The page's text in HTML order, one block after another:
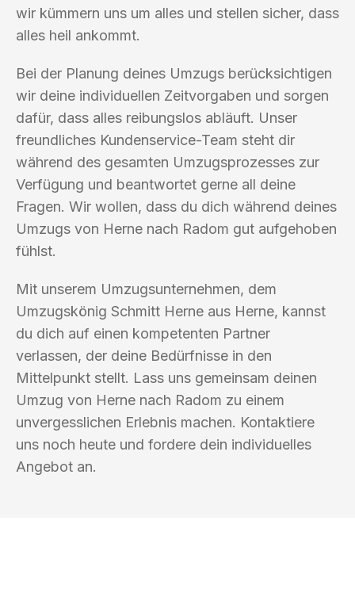
wir kümmern uns um alles und stellen sicher, dass
alles heil ankommt.
Bei der Planung deines Umzugs berücksichtigen
wir deine individuellen Zeitvorgaben und sorgen
dafür, dass alles reibungslos abläuft. Unser
freundliches Kundenservice-Team steht dir
während des gesamten Umzugsprozesses zur
Verfügung und beantwortet gerne all deine
Fragen. Wir wollen, dass du dich während deines
Umzugs von Herne nach Radom gut aufgehoben
fühlst.
Mit unserem Umzugsunternehmen, dem
Umzugskönig Schmitt Herne aus Herne, kannst
du dich auf einen kompetenten Partner
verlassen, der deine Bedürfnisse in den
Mittelpunkt stellt. Lass uns gemeinsam deinen
Umzug von Herne nach Radom zu einem
unvergesslichen Erlebnis machen. Kontaktiere
uns noch heute und fordere dein individuelles
Angebot an.